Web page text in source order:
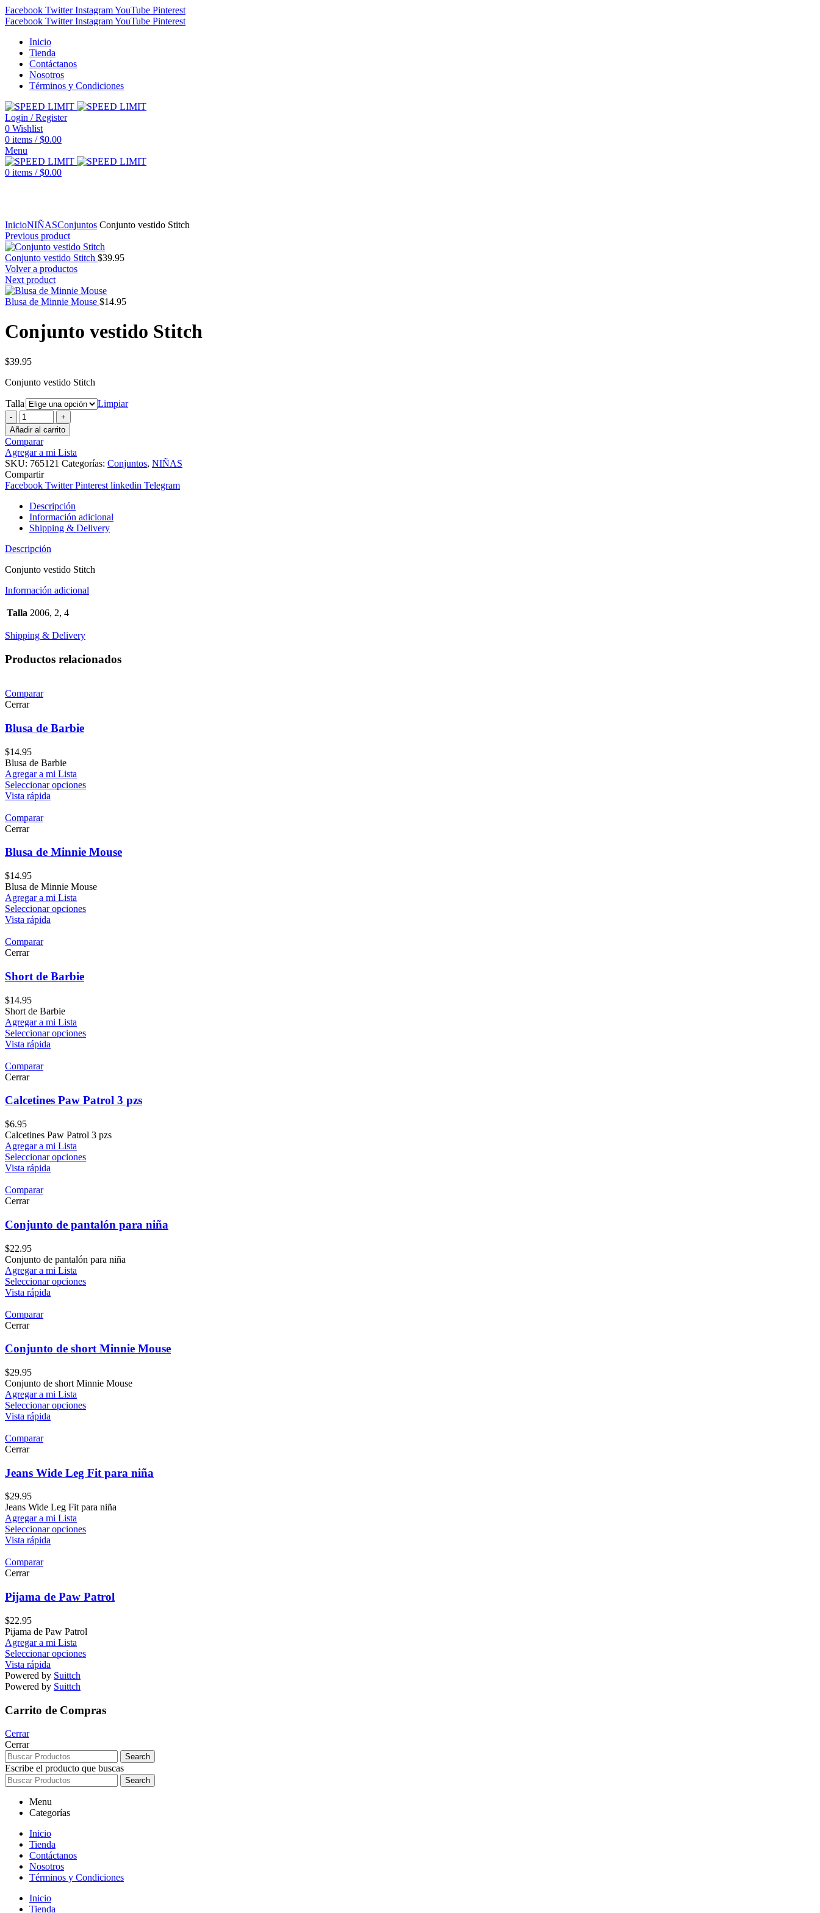
Facebook Twitter InstagramYouTube Pinterest
Facebook Twitter InstagramYouTube Pinterest
Inicio
Tienda
Contáctanos
Nosotros
Términos y Condiciones
Login / Register
0 Wishlist
0 items / $0.00
Menu
0 items / $0.00
InicioNIÑASConjuntos Conjunto vestido Stitch
Previous product
Conjunto vestido Stitch $39.95
Volver a productos
Next product
Blusa de Minnie Mouse $14.95
Conjunto vestido Stitch
$39.95
Conjunto vestido Stitch
Talla
Limpiar
Conjunto
vestido
Stitch
cantidad
Añadir al carrito
Comparar
Agregar a mi Lista
SKU: 765121 Categorías: Conjuntos, NIÑAS
Compartir
Facebook Twitter Pinterest linkedin Telegram
Descripción
Información adicional
Shipping & Delivery
Descripción
Conjunto vestido Stitch
Información adicional
Talla 2006, 2, 4
Shipping & Delivery
Productos relacionados
Comparar
Cerrar
Blusa de Barbie
$14.95
Blusa de Barbie
Agregar a mi Lista
Seleccionar opciones
Vista rápida
Comparar
Cerrar
Blusa de Minnie Mouse
$14.95
Blusa de Minnie Mouse
Agregar a mi Lista
Seleccionar opciones
Vista rápida
Comparar
Cerrar
Short de Barbie
$14.95
Short de Barbie
Agregar a mi Lista
Seleccionar opciones
Vista rápida
Comparar
Cerrar
Calcetines Paw Patrol 3 pzs
$6.95
Calcetines Paw Patrol 3 pzs
Agregar a mi Lista
Seleccionar opciones
Vista rápida
Comparar
Cerrar
Conjunto de pantalón para niña
$22.95
Conjunto de pantalón para niña
Agregar a mi Lista
Seleccionar opciones
Vista rápida
Comparar
Cerrar
Conjunto de short Minnie Mouse
$29.95
Conjunto de short Minnie Mouse
Agregar a mi Lista
Seleccionar opciones
Vista rápida
Comparar
Cerrar
Jeans Wide Leg Fit para niña
$29.95
Jeans Wide Leg Fit para niña
Agregar a mi Lista
Seleccionar opciones
Vista rápida
Comparar
Cerrar
Pijama de Paw Patrol
$22.95
Pijama de Paw Patrol
Agregar a mi Lista
Seleccionar opciones
Vista rápida
Powered by Suittch
Powered by Suittch
Carrito de Compras
Cerrar
Cerrar
Search
Escribe el producto que buscas
Search
Menu
Categorías
Inicio
Tienda
Contáctanos
Nosotros
Términos y Condiciones
Inicio
Tienda